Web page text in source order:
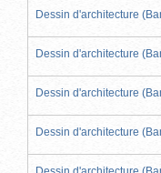
Dessin d'architecture
Dessin d'architecture
Dessin d'architecture
Dessin d'architecture